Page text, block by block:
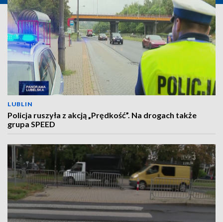
LUBLIN
Policja ruszyła z akcją „Prędkość”. Na drogach także
grupa SPEED